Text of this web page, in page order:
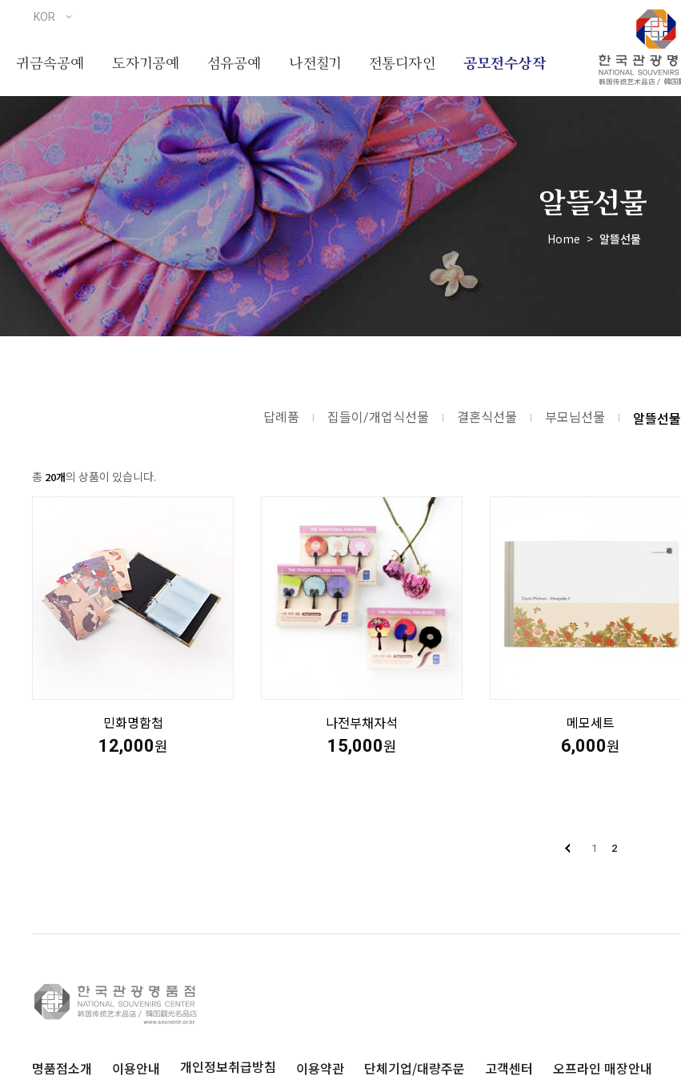
귀금속공예 도자기공예 섬유공예 나전칠기 전통디자인 공모전수상작
알뜰선물
Home > 알뜰선물
답례품 집들이/개업식선물 결혼식선물 부모님선물 알뜰선물
총 20개의 상품이 있습니다.
민화명함첩
12,000원
나전부채자석
15,000원
메모세트
6,000원
1 2
명품점소개 이용안내 개인정보취급방침 이용약관 단체기업/대량주문 고객센터 오프라인 매장안내